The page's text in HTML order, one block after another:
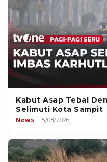
Kabut Asap Tebal
Selimuti Kota Sampit
News 5/08/2026